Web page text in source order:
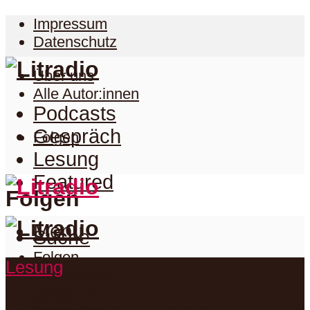
Impressum
Datenschutz
Über uns
Alle Autor:innen
Folgen
Folgen
Folgen
Facebook
Podcasts
Gespräch
Lesung
Featured
Menu
Suche
Podcasts
Lesung